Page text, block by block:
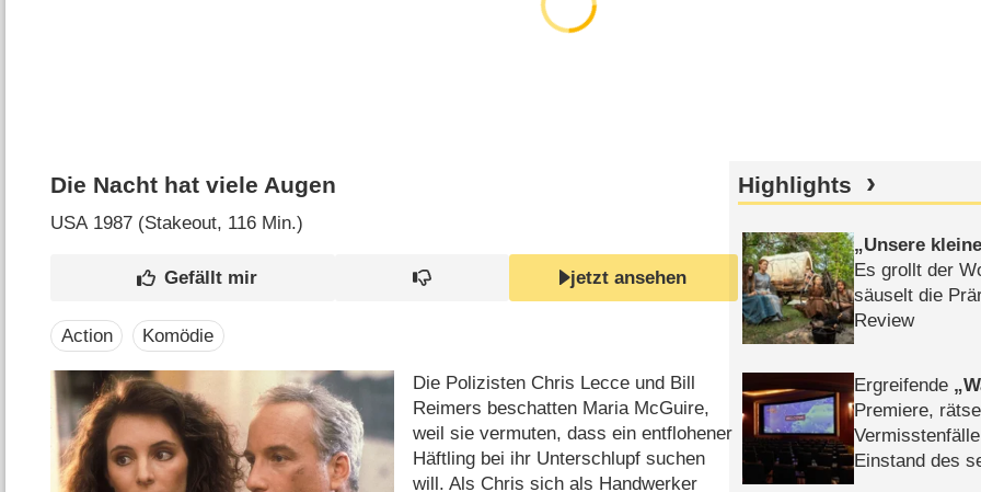
Die Nacht hat viele Augen
USA1987 (Stakeout‎, 116 Min.)
jetzt ansehen
Action Komödie
Die Polizisten Chris Lecce und Bill
Reimers beschatten Maria McGuire,
weil sie vermuten, dass ein entflohener
Häftling bei ihr Unterschlupf suchen
will. Als Chris sich als Handwerker
Highlights
Unsere
Es grollt der
säuselt die
Review
Ergreifende
Premiere,
Einstand des